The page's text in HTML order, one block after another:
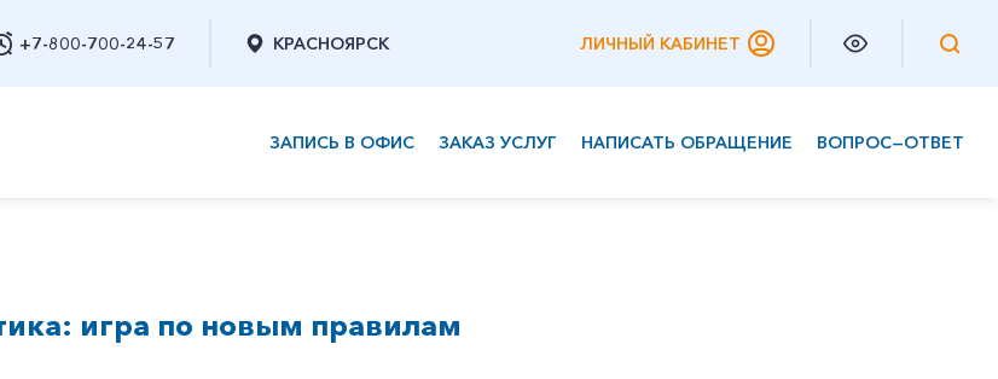
+7-800-700-24-57
обратный звонок
КРАСНОЯРСК ЛИЧНЫЙ КАБИНЕТ
ЗАПИСЬ В ОФИС ЗАКАЗ УСЛУГ НАПИСАТЬ ОБРАЩЕНИЕ ВОПРОС—ОТВЕТ
игра по новым правилам